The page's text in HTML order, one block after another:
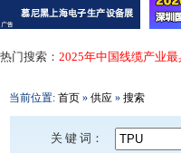
热门搜索： 2025年中国线缆产业
当前位置: 首页 » 供应 » 搜索
关 键 词：